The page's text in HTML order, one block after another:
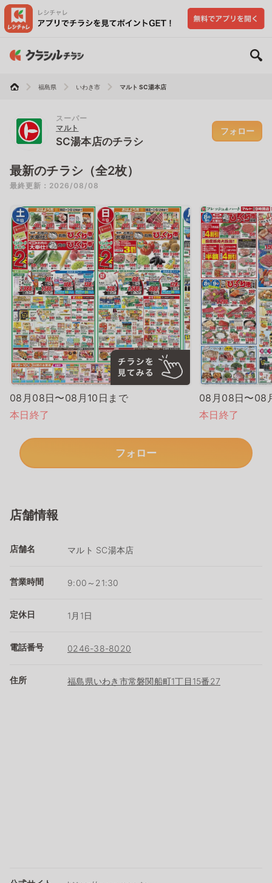
福島県 いわき市 マルト SC湯本店
スーパー
マルト
SC湯本店のチラシ
フォロー
最新のチラシ（全2枚）
最終更新：2026/08/08
08月08日〜08月10日まで
本日終了
08月08日〜08
本日終了
フォロー
店舗情報
店舗名 マルト SC湯本店
営業時間 9:00～21:30
定休日 1月1日
電話番号 0246-38-8020
住所 福島県いわき市常磐関船町1丁目15番27